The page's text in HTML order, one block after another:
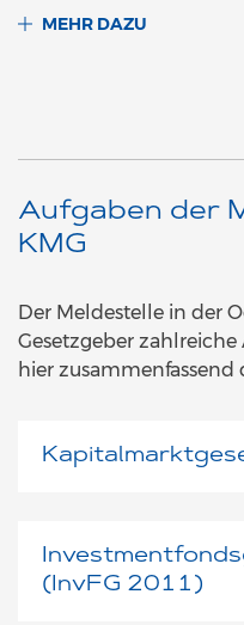
MEHR DAZU
Aufgaben der
KMG
Der Meldestelle in der
Gesetzgeber
hier
(InvFG 2011)